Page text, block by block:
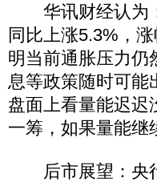
华讯财经认为：
同比上涨5.3%，
明当前通胀压力仍
息等政策随时可能
盘面上看量能迟迟
一筹，如果量能继
后市展望：央行